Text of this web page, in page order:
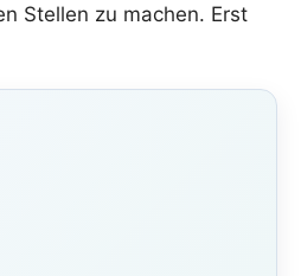
Stellen zu machen. Erst